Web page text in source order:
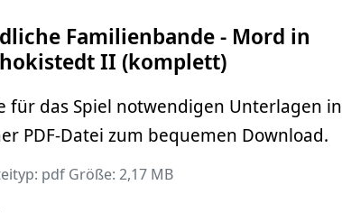
Familienbande - Mord in
II (komplett)
für das Spiel notwendigen Unterlagen in
PDF-Datei zum bequemen Download.
pdf Größe: 2,17 MB